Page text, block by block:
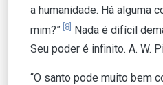
a humanidade. Há alguma
mim?” [8]
Nada é difícil
Seu poder é infinito. A. W.
“O santo pode muito bem